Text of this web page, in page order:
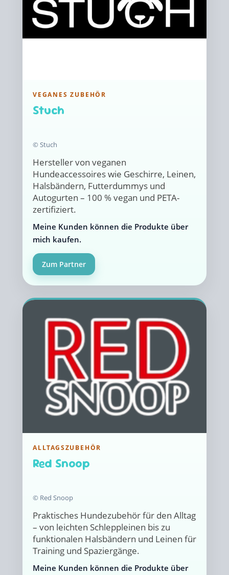
VEGANES ZUBEHÖR
Stuch
© Stuch
Hersteller von veganen
Hundeaccessoires wie Geschirre, Leinen,
Halsbändern, Futterdummys und
Autogurten – 100 % vegan und PETA-
zertifiziert.
Meine Kunden können die Produkte über
mich kaufen.
Zum Partner
ALLTAGSZUBEHÖR
Red Snoop
© Red Snoop
Praktisches Hundezubehör für den Alltag
– von leichten Schleppleinen bis zu
funktionalen Halsbändern und Leinen für
Training und Spaziergänge.
Meine Kunden können die Produkte über